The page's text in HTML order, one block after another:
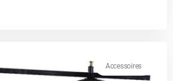
Accessoires